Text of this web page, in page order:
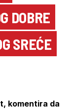
DOBRE
SREĆE
komentira da